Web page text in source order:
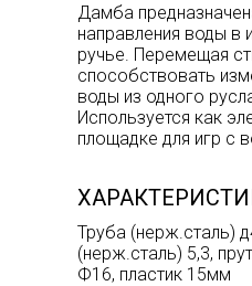
Дамба
направления воды в
ручье. Перемещая
способствовать
воды из одного
Используется как
площадке для игр с
Труба (нерж.сталь)
(нерж.сталь) 5,3,
Ф16, пластик 15мм